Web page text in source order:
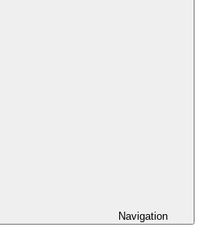
Navigation